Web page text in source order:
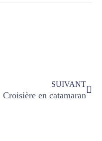
SUIVANT
Croisière en catamaran